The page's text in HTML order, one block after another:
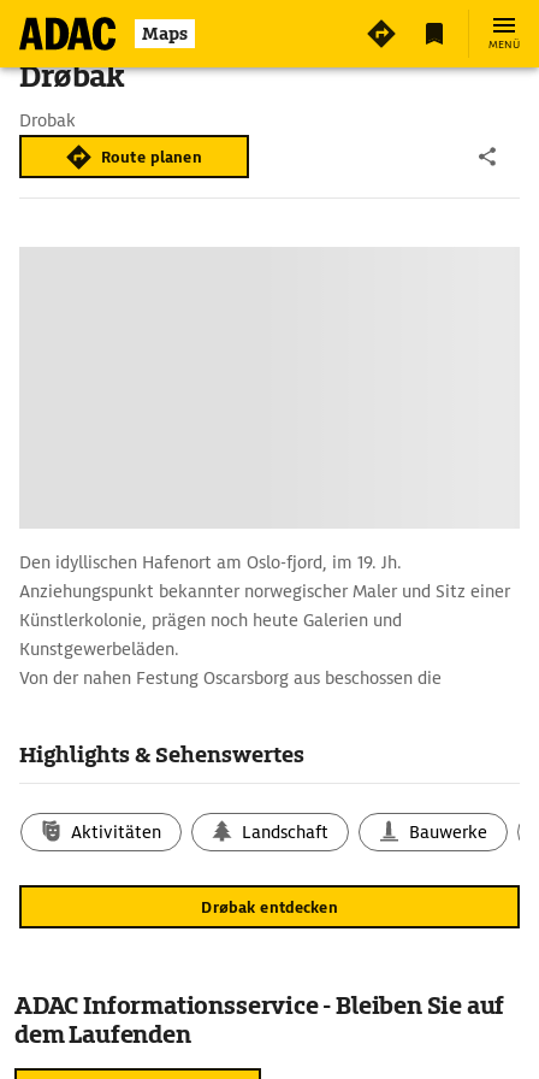
Maps MENÜ
Drøbak
Drobak
Route planen
Den idyllischen Hafenort am Oslo-fjord, im 19. Jh.
Anziehungspunkt bekannter norwegischer Maler und Sitz einer
Künstlerkolonie, prägen noch heute Galerien und
Kunstgewerbeläden.
Von der nahen Festung Oscarsborg aus beschossen die
konnte dies die Besetzung des Landes nicht verhindern, es
Exil in Sicherheit zu bringen.
Highlights & Sehenswertes
Aktivitäten Landschaft Bauwerke
Drøbak entdecken
ADAC Informationsservice - Bleiben Sie auf
dem Laufenden